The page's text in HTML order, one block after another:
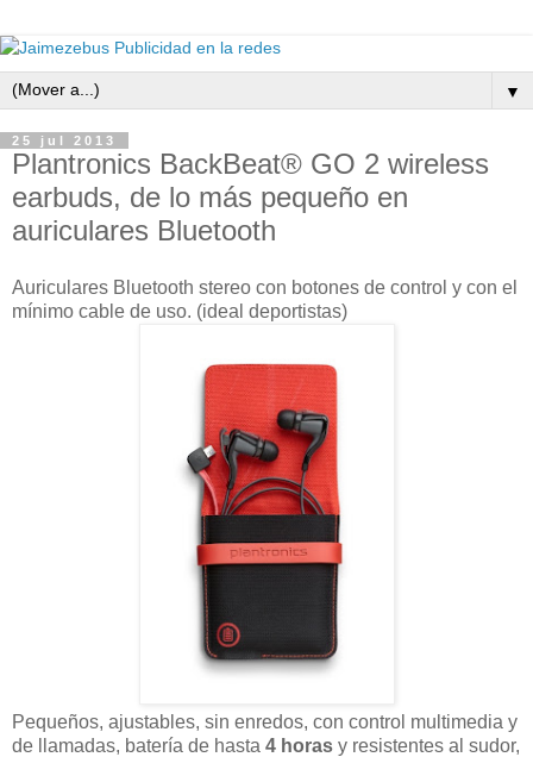
▼
25 jul 2013
Plantronics BackBeat® GO 2 wireless
earbuds, de lo más pequeño en
auriculares Bluetooth
Auriculares Bluetooth stereo con botones de control y con el
mínimo cable de uso. (ideal deportistas)
Pequeños, ajustables, sin enredos, con control multimedia y
de llamadas, batería de hasta 4 horas y resistentes al sudor,